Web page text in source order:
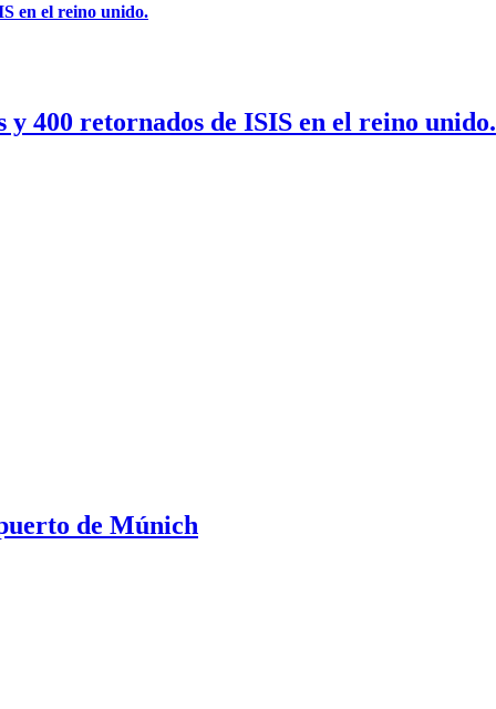
en el reino unido.
400 retornados de ISIS en el reino unido.
de Múnich